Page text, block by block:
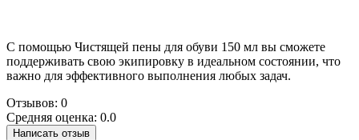
С помощью Чистящей пены для обуви 150 мл вы сможете
поддерживать свою экипировку в идеальном состоянии, что
важно для эффективного выполнения любых задач.
Отзывов: 0
Средняя оценка: 0.0
Написать отзыв